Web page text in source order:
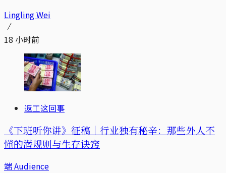
Lingling Wei
18 小时前
返工这回事
《下班听你讲》征稿｜行业独有秘辛：那些外人不
懂的潜规则与生存诀窍
端 Audience